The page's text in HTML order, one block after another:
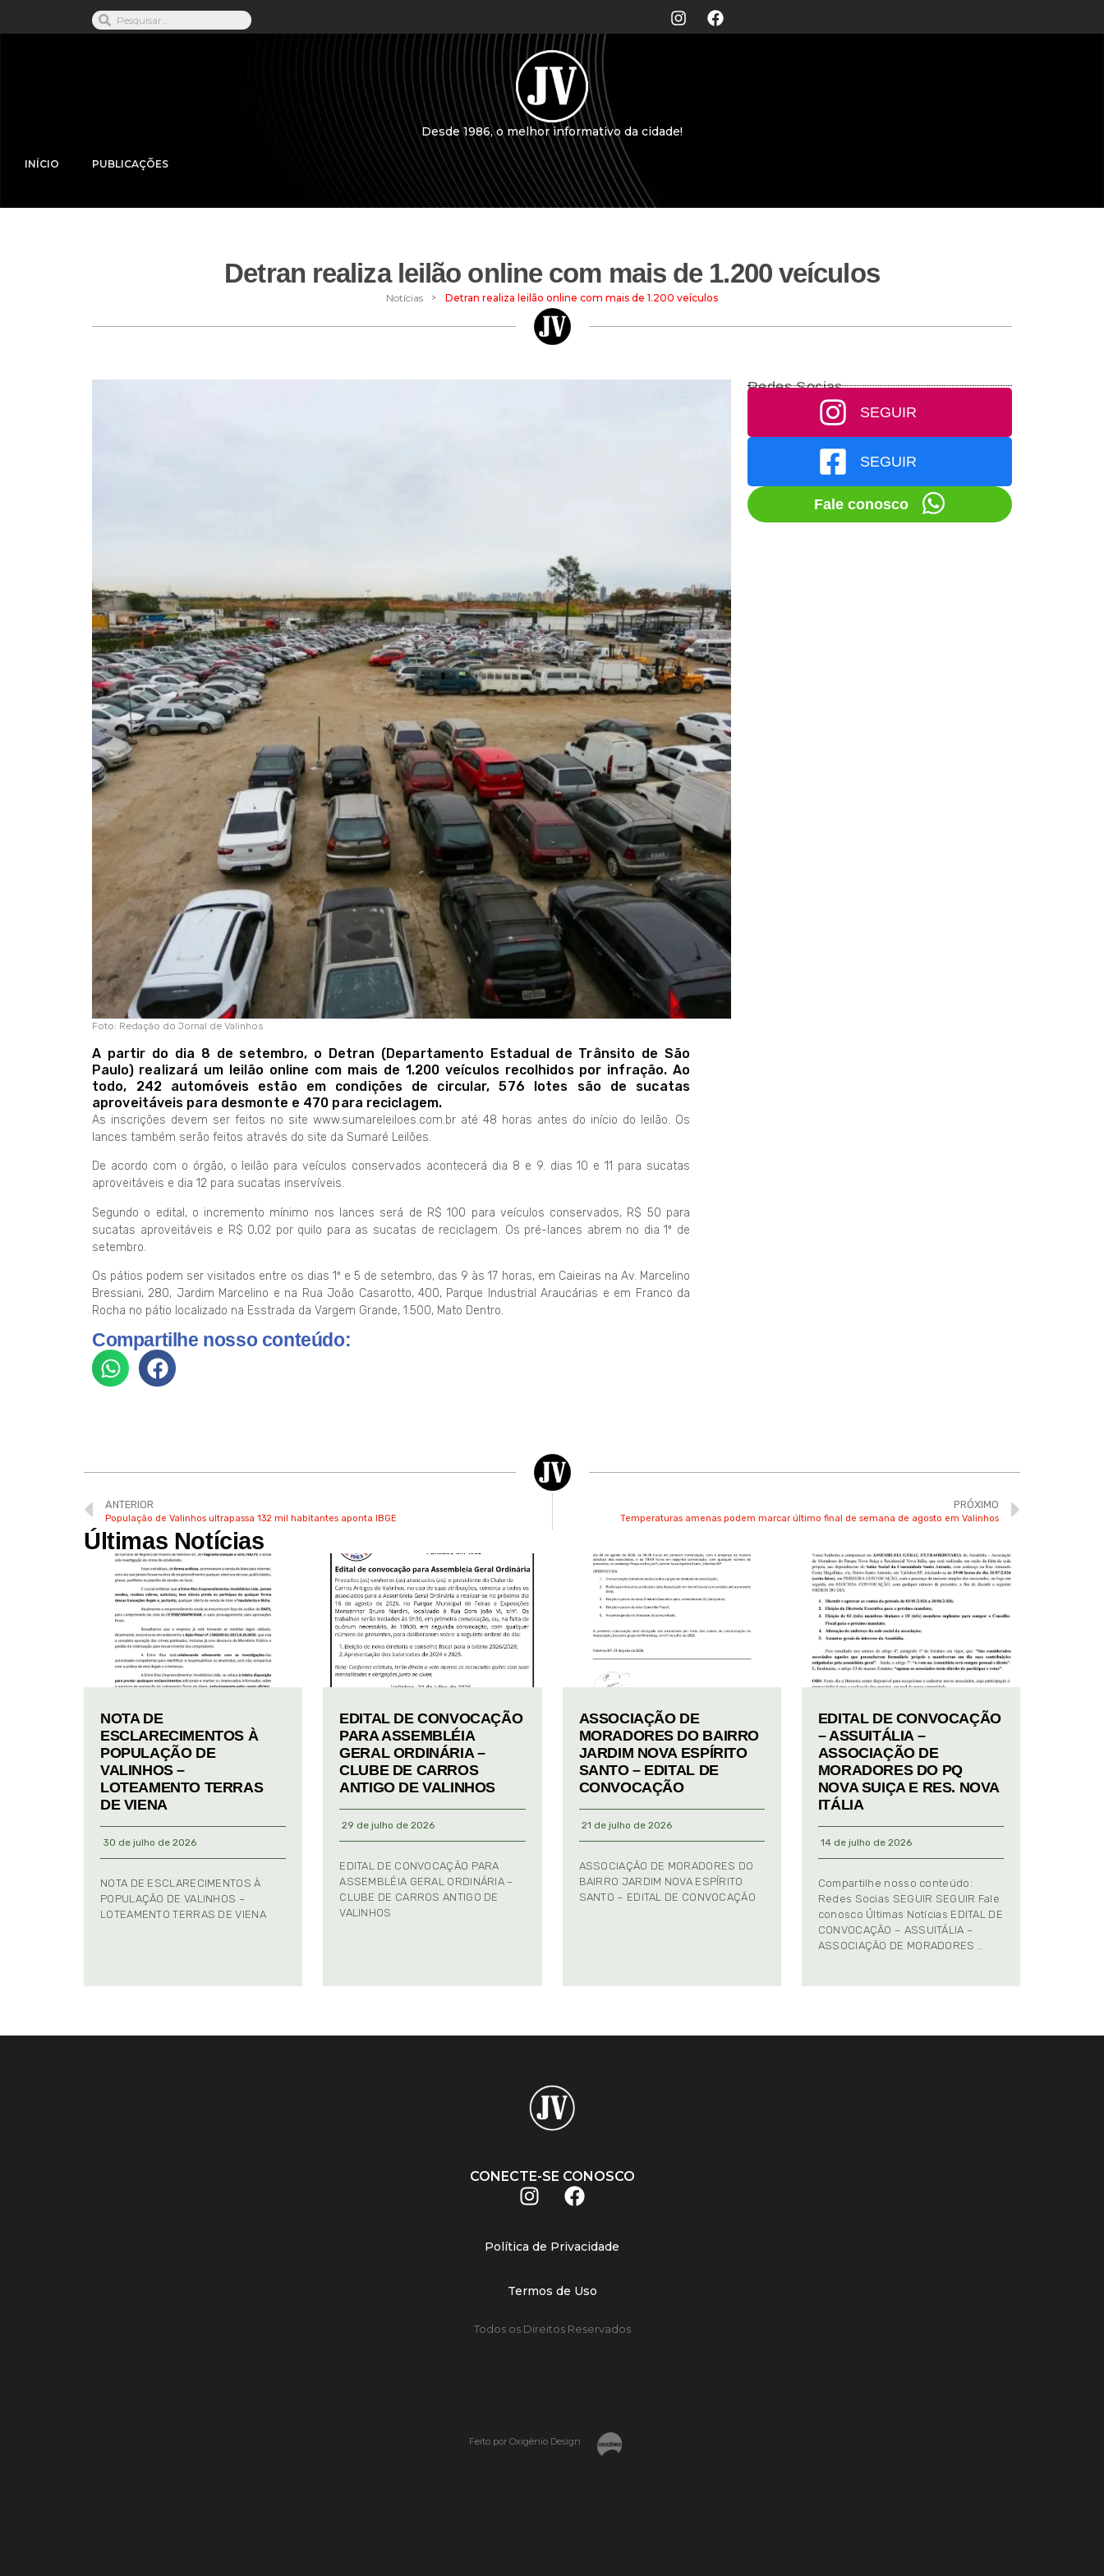
Desde 1986, o melhor informativo da cidade!
INÍCIO PUBLICAÇÕES
Detran realiza leilão online com mais de 1.200 veículos
Notícias > Detran realiza leilão online com mais de 1.200 veículos
Foto: Redação do Jornal de Valinhos
A partir do dia 8 de setembro, o Detran (Departamento Estadual de Trânsito de São
Paulo) realizará um leilão online com mais de 1.200 veículos recolhidos por infração. Ao
todo, 242 automóveis estão em condições de circular, 576 lotes são de sucatas
aproveitáveis para desmonte e 470 para reciclagem.
As inscrições devem ser feitos no site www.sumareleiloes.com.br até 48 horas antes do início do leilão. Os
lances também serão feitos através do site da Sumaré Leilões.
De acordo com o órgão, o leilão para veículos conservados acontecerá dia 8 e 9. dias 10 e 11 para sucatas
aproveitáveis e dia 12 para sucatas inservíveis.
Segundo o edital, o incremento mínimo nos lances será de R$ 100 para veículos conservados, R$ 50 para
sucatas aproveitáveis e R$ 0,02 por quilo para as sucatas de reciclagem. Os pré-lances abrem no dia 1º de
setembro.
Os pátios podem ser visitados entre os dias 1º e 5 de setembro, das 9 às 17 horas, em Caieiras na Av. Marcelino
Bressiani, 280, Jardim Marcelino e na Rua João Casarotto, 400, Parque Industrial Araucárias e em Franco da
Rocha no pátio localizado na Esstrada da Vargem Grande, 1.500, Mato Dentro.
Compartilhe nosso conteúdo:
Redes Socias
SEGUIR
SEGUIR
Fale conosco
ANTERIOR
População de Valinhos ultrapassa 132 mil habitantes aponta IBGE
PRÓXIMO
Temperaturas amenas podem marcar último final de semana de agosto em Valinhos
Últimas Notícias
NOTA DE
ESCLARECIMENTOS À
POPULAÇÃO DE
VALINHOS –
LOTEAMENTO TERRAS
DE VIENA
30 de julho de 2026
NOTA DE ESCLARECIMENTOS À
POPULAÇÃO DE VALINHOS –
LOTEAMENTO TERRAS DE VIENA
EDITAL DE CONVOCAÇÃO
PARA ASSEMBLÉIA
GERAL ORDINÁRIA –
CLUBE DE CARROS
ANTIGO DE VALINHOS
29 de julho de 2026
EDITAL DE CONVOCAÇÃO PARA
ASSEMBLÉIA GERAL ORDINÁRIA –
CLUBE DE CARROS ANTIGO DE
VALINHOS
ASSOCIAÇÃO DE
MORADORES DO BAIRRO
JARDIM NOVA ESPÍRITO
SANTO – EDITAL DE
CONVOCAÇÃO
21 de julho de 2026
ASSOCIAÇÃO DE MORADORES DO
BAIRRO JARDIM NOVA ESPÍRITO
SANTO – EDITAL DE CONVOCAÇÃO
EDITAL DE CONVOCAÇÃO
– ASSUITÁLIA –
ASSOCIAÇÃO DE
MORADORES DO PQ
NOVA SUIÇA E RES. NOVA
ITÁLIA
14 de julho de 2026
Compartilhe nosso conteúdo:
Redes Socias SEGUIR SEGUIR Fale
conosco Últimas Notícias EDITAL DE
CONVOCAÇÃO – ASSUITÁLIA –
ASSOCIAÇÃO DE MORADORES …
CONECTE-SE CONOSCO
Política de Privacidade
Termos de Uso
Todos os Direitos Reservados
Feito por Oxigênio Design